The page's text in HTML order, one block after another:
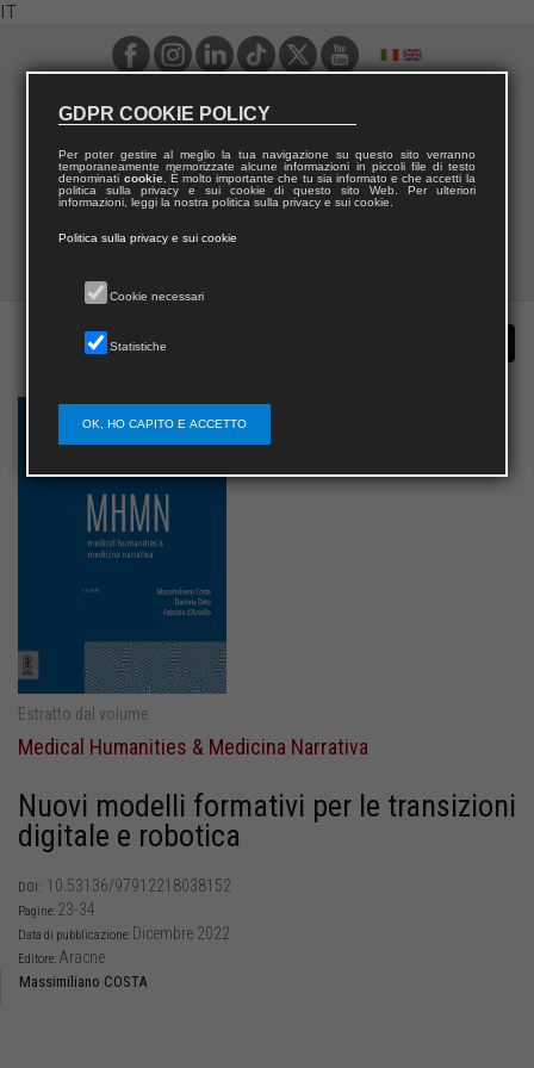
IT
Estratto dal volume
Medical Humanities & Medicina Narrativa
Nuovi modelli formativi per le transizioni
digitale e robotica
DOI: 10.53136/97912218038152
Pagine: 23-34
Data di pubblicazione: Dicembre 2022
Editore: Aracne
Massimiliano COSTA
GDPR COOKIE POLICY
Per poter gestire al meglio la tua navigazione su questo sito verranno
temporaneamente memorizzate alcune informazioni in piccoli file di testo
denominati cookie. È molto importante che tu sia informato e che accetti la
politica sulla privacy e sui cookie di questo sito Web. Per ulteriori
informazioni, leggi la nostra politica sulla privacy e sui cookie.
Politica sulla privacy e sui cookie
Cookie necessari
Statistiche
OK, HO CAPITO E ACCETTO